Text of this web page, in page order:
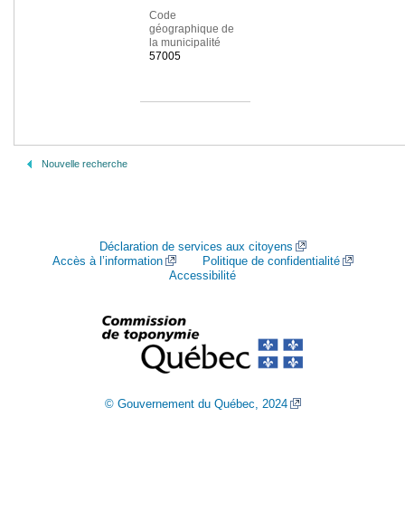
Code
géographique de
la municipalité
57005
Nouvelle recherche
Déclaration de services aux citoyens
Accès à l’information
Politique de confidentialité
Accessibilité
© Gouvernement du Québec, 2024